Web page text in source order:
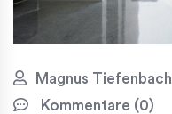
Magnus Tiefenbach
Kommentare (0)